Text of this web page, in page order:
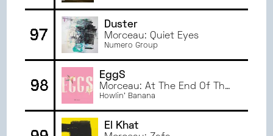
97
Duster
Morceau: Quiet Eyes
Numero Group
98
EggS
Morceau: At The End Of The
Road
Howlin' Banana
El Khat